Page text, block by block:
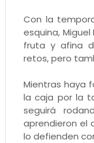
Con la
esquina,
fruta y afina
retos, pero
Mientras haya
la caja por la
seguirá
aprendieron el
lo defienden